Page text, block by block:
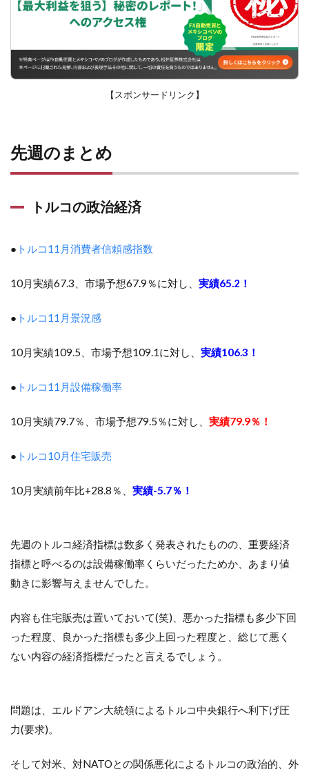
【スポンサードリンク】
先週のまとめ
トルコの政治経済
● トルコ11月消費者信頼感指数
10月実績67.3、市場予想67.9％に対し、 実績65.2！
● トルコ11月景況感
10月実績109.5、市場予想109.1に対し、 実績106.3！
● トルコ11月設備稼働率
10月実績79.7％、市場予想79.5％に対し、 実績79.9％！
● トルコ10月住宅販売
10月実績前年比+28.8％、 実績-5.7％！
先週のトルコ経済指標は数多く発表されたものの、重要経済
指標と呼べるのは設備稼働率くらいだったためか、あまり値
動きに影響与えませんでした。
内容も住宅販売は置いておいて(笑)、悪かった指標も多少下回
った程度、良かった指標も多少上回った程度と、総じて悪く
ない内容の経済指標だったと言えるでしょう。
問題は、エルドアン大統領によるトルコ中央銀行へ利下げ圧
力(要求)。
そして対米、対NATOとの関係悪化によるトルコの政治的、外